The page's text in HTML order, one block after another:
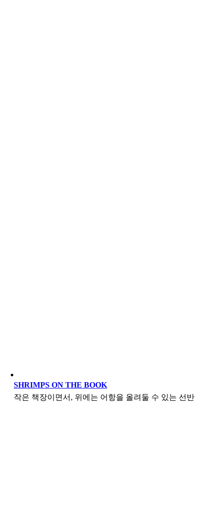
SHRIMPS ON THE BOOK
작은 책장이면서, 위에는 어항을 올려둘 수 있는 선반